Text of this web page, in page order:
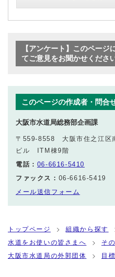
【アンケート】このページ
てご意見をお聞かせくださ
このページの作成者・問合
大阪市水道局総務部企画課
〒559-8558 大阪市住之江区
ビル ITM棟9階
電話： 06-6616-5410
ファックス： 06-6616-5419
メール送信フォーム
トップページ 組織から探す
水道をお使いの皆さまへ
そ
大阪市水道局の外郭団体
目